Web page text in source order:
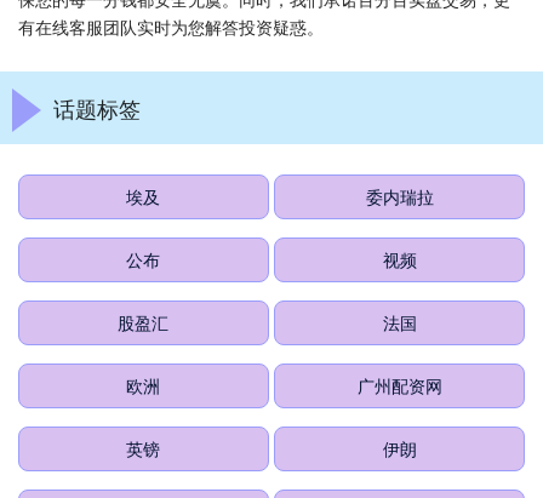
有在线客服团队实时为您解答投资疑惑。
话题标签
埃及 委内瑞拉
公布 视频
股盈汇 法国
欧洲 广州配资网
英镑 伊朗